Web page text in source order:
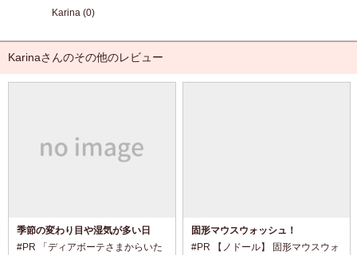
Karina (0)
Karinaさんのその他のレビュー
季節の変わり目や湿気が多い日
に。
#PR 「ディアボーテさまからいた
固形マウスウォッシュ！
#PR 【ノドール】 固形マウスウォ